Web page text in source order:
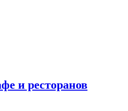
и ресторанов